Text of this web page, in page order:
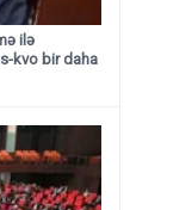
ilə
kvo bir daha